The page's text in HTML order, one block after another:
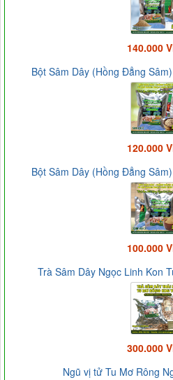
140.000
Bột Sâm Dây (Hồng Đẳng
120.000
Bột Sâm Dây (Hồng Đẳng
100.000
Trà Sâm Dây Ngọc Linh Kon
300.000
Ngũ vị tử Tu Mơ Rông